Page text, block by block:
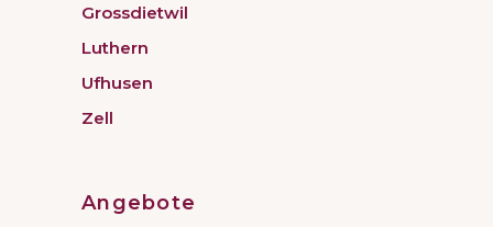
Grossdietwil
Luthern
Ufhusen
Zell
Angebote